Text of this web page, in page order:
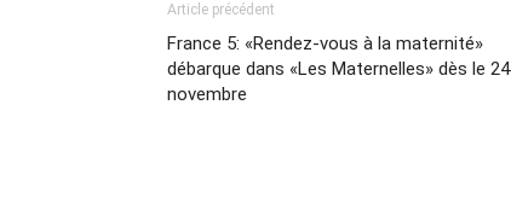
Article précédent
France 5: «Rendez-vous à la maternité»
débarque dans «Les Maternelles» dès le 24
novembre